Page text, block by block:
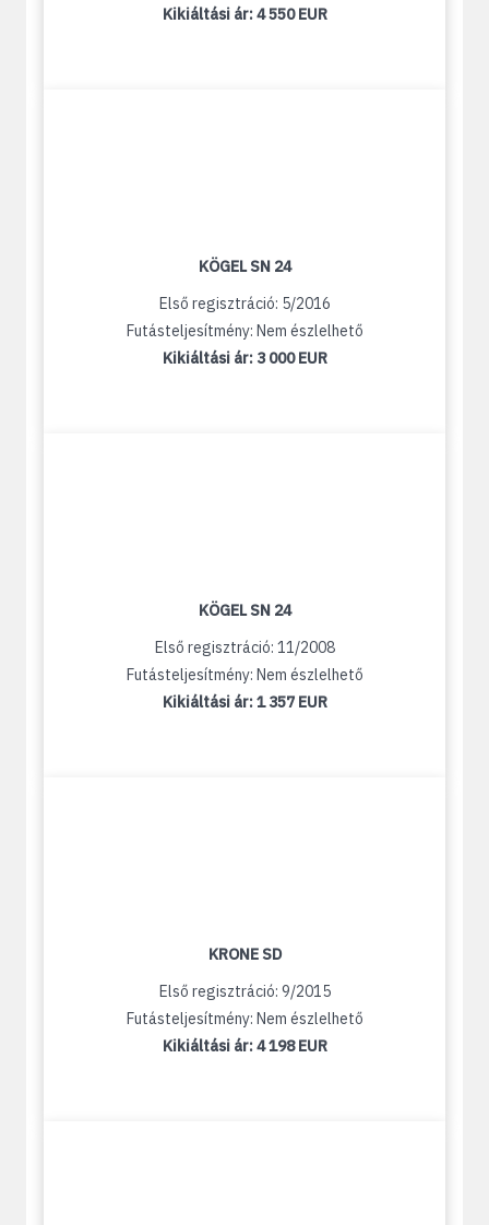
Kikiáltási ár:4 550 EUR
KÖGEL SN 24
Első regisztráció: 5/2016
Futásteljesítmény: Nem észlelhető
Kikiáltási ár: 3 000 EUR
KÖGEL SN 24
Első regisztráció: 11/2008
Futásteljesítmény: Nem észlelhető
Kikiáltási ár:1 357 EUR
KRONE SD
Első regisztráció: 9/2015
Futásteljesítmény: Nem észlelhető
Kikiáltási ár:4 198 EUR